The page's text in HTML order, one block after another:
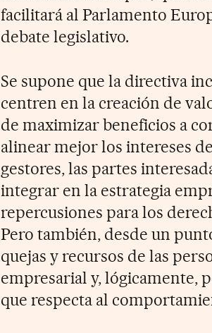
facilitará al Parlamento
debate legislativo.
Se supone que la directiva
centren en la creación de
de maximizar beneficios a
alinear mejor los intereses
gestores, las partes
integrar en la estrategia
repercusiones para los
Pero también, desde un
quejas y recursos de las
empresarial y, lógicamente,
que respecta al